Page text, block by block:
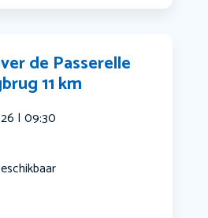
de Passerelle
11 km
| 09:30